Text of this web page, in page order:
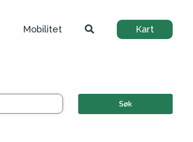
Mobilitet Kart
Søk